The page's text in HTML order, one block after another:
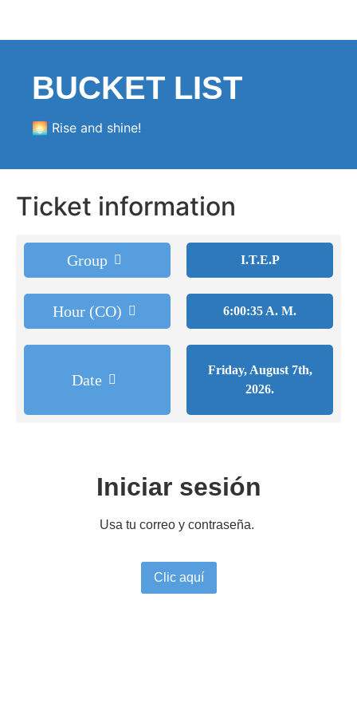
BUCKET LIST
🌅 Rise and shine!
Ticket information
Group
Hour (CO)
Date
I.T.E.P
6:00:35 A. M.
Friday, August 7th,
2026.
Iniciar sesión
Usa tu correo y contraseña.
Clic aquí